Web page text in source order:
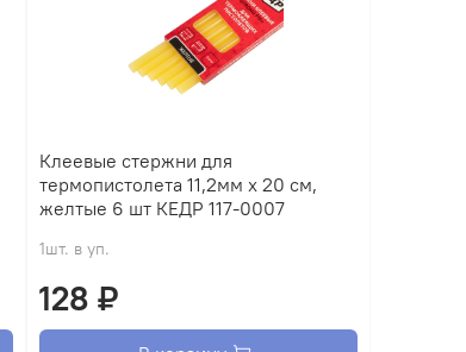
Клеевые стержни для
термопистолета 11,2мм x 20 см,
желтые 6 шт КЕДР 117-0007
1шт. в уп.
128 ₽